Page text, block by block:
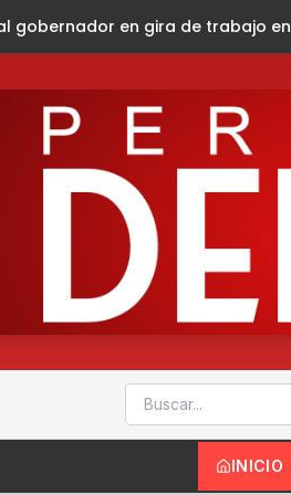
en la sierra madre de Chiapas
INICIO